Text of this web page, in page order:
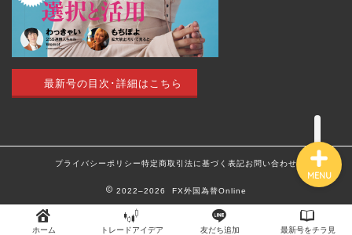
最新号の目次･詳細はこちら
プライバシーポリシー特定商取引法に基づく表記お問い合わせ
2022–2026 FX外国為替Online
ホーム トレードアイデア 友だち追加 最新号をチラ見
MENU
トレードアイデア
最新記事（すべての記事）